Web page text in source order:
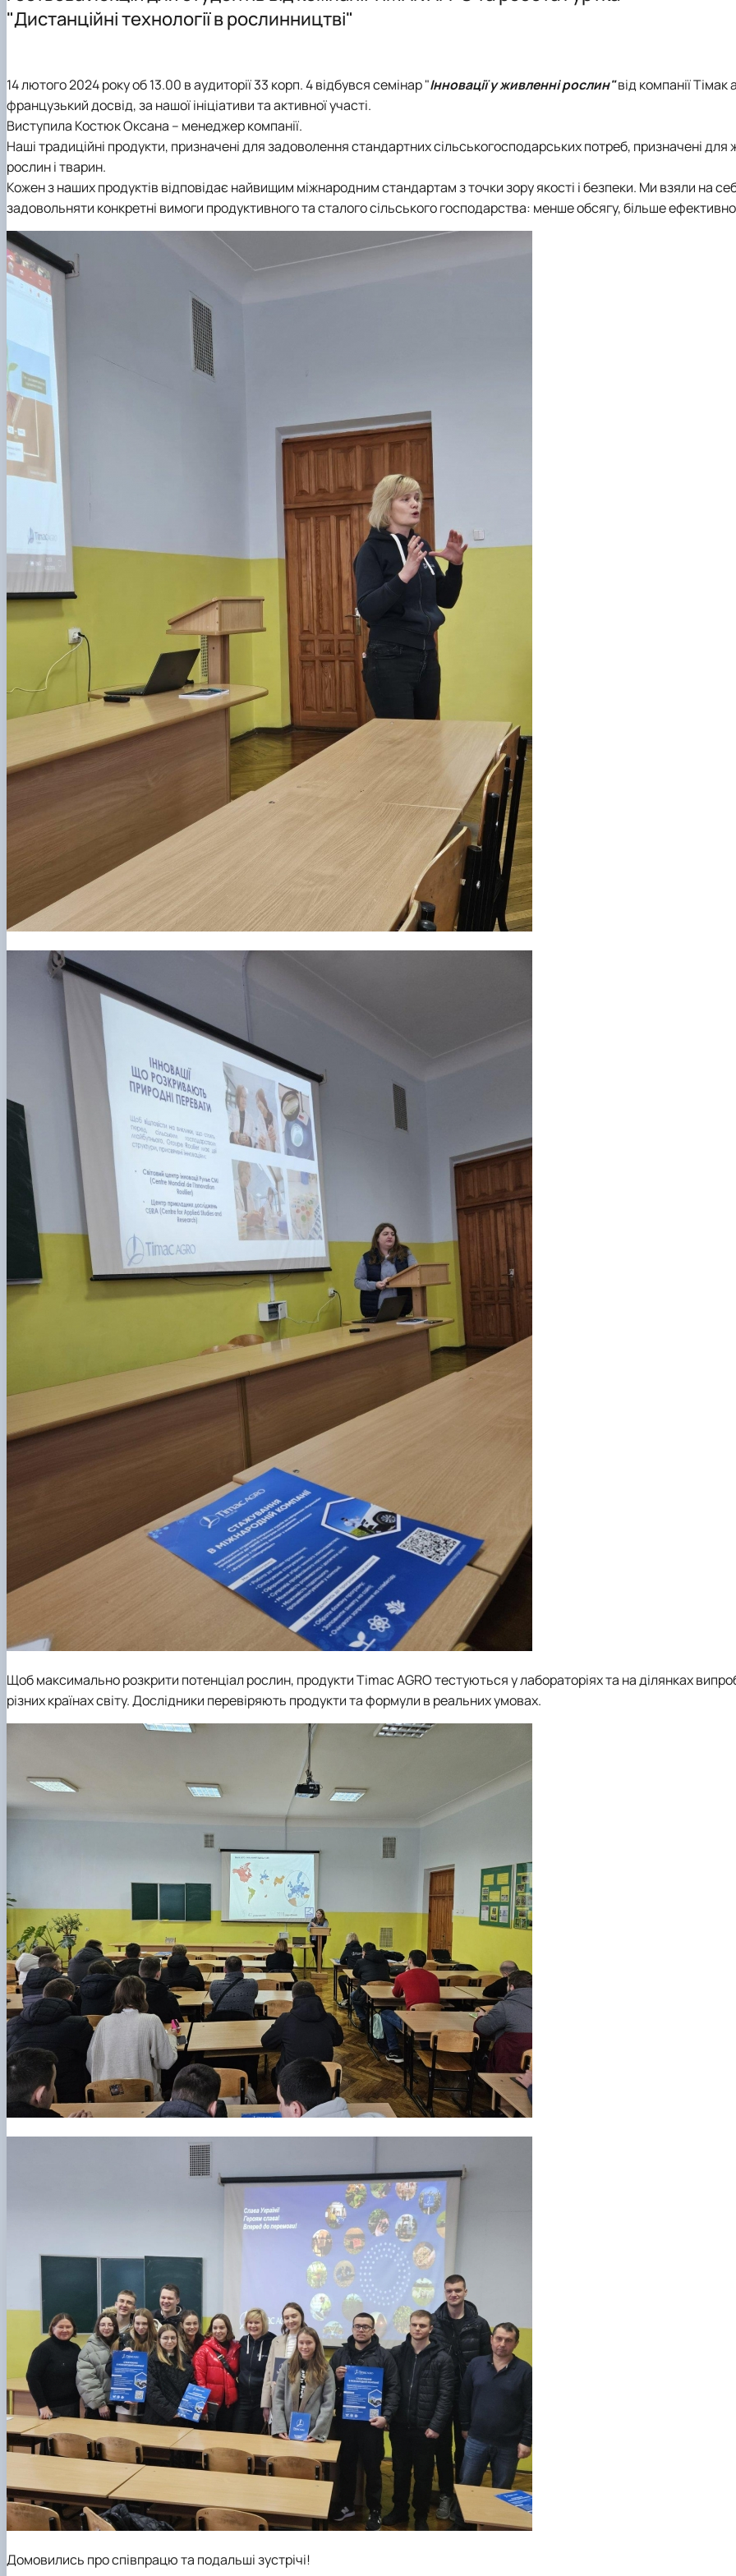
Навчальна робота
Наукова робота
Навчальні та науково-дослідні лабораторії
Профорієнтаційна діяльність кафедри
Графік роботи НПП
Навчальна практика
Кураторська робота
КАРПЕНКО Людмила
ЗАВГОРОДНЯ
Підручники,
Підручники,
Підручники,
Студентський науковий гурток "Дистанційні технології в рослинництві"
Студентський науковий гурток "Насіннєзнавець"
Наука бізнесу
Публікації
Конференції
Наукові публікації студентів
Меморандуми, договори про співпрацю
Телефони гарячих ліній
Рекомендації дій при виникнені надзвичайних ситуацій
"Дистанційні технології в рослинництві"
14 лютого 2024 року об 13.00 в аудиторії 33 корп. 4 відбувся семінар "Інновації у живленні рослин"від компанії Тімак
французький досвід, за нашої ініціативи та активної участі.
Виступила Костюк Оксана – менеджер компанії.
Наші традиційні продукти, призначені для задоволення стандартних сільськогосподарських потреб, призначені для
рослин і тварин.
Кожен з наших продуктів відповідає найвищим міжнародним стандартам з точки зору якості і безпеки. Ми взяли на
задовольняти конкретні вимоги продуктивного та сталого сільського господарства: менше обсягу, більше
Щоб максимально розкрити потенціал рослин, продуктиTimacAGROтестуються у лабораторіях та на ділянках
різних країнах світу. Дослідники перевіряють продукти та формули в реальних умовах.
Домовились про співпрацю та подальші зустрічі!